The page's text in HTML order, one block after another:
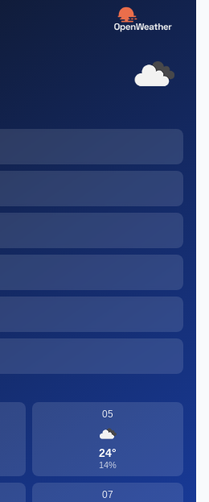
05
24°
14%
07